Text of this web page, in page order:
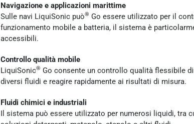
Navigazione e applicazioni marittime
Sulle navi LiquiSonic può® Go essere utilizzato per il
funzionamento mobile a batteria, il sistema è
accessibili.
Controllo qualità mobile
LiquiSonic® Go consente un controllo qualità flessibile
diversi fluidi e reagire rapidamente ai risultati di misura.
Fluidi chimici e industriali
Il sistema può essere utilizzato per numerosi liquidi, tra